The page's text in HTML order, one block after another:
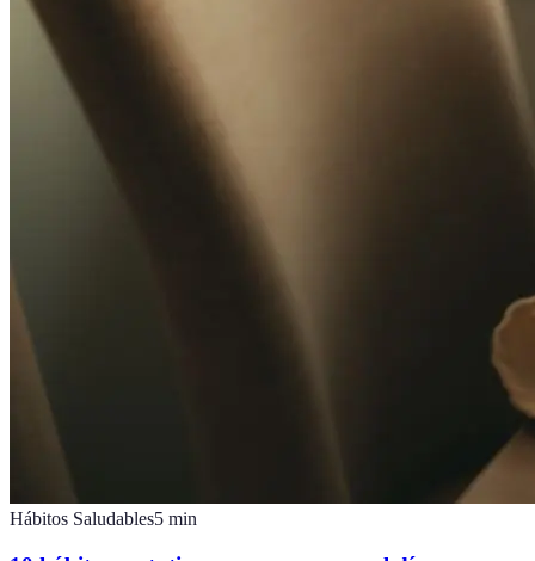
Hábitos Saludables5 min